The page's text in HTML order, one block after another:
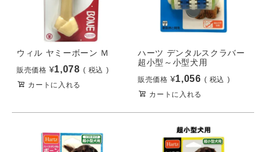
ウィル ヤミーボーン Ｍ
販売価格 ¥1,078
税込
カートに入れる
ハーツ デンタルスクラバー
超小型～小型犬用
販売価格 ¥1,056
税込
カートに入れる